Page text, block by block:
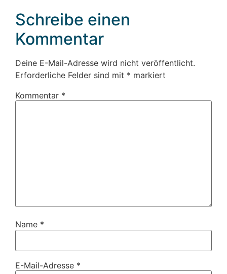
Schreibe einen
Kommentar
Deine E-Mail-Adresse wird nicht veröffentlicht.
Erforderliche Felder sind mit * markiert
Kommentar *
Name *
E-Mail-Adresse *